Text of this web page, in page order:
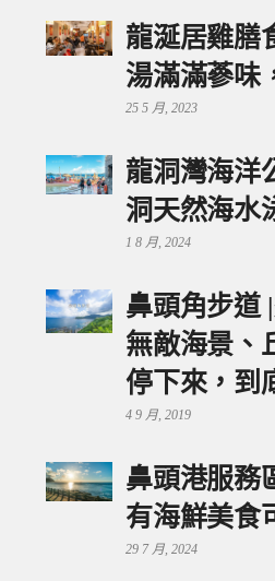
龍涎居雞膳
湯滿滿蔘味
25 5 月, 2023
龍洞灣海洋
洞天然海水
1 8 月, 2024
鼻頭角步道
無敵海景、
停下來，到
4 9 月, 2019
鼻頭港服務
有海鮮美食
29 7 月, 2024